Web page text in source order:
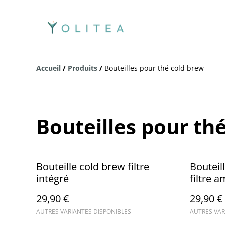
Accueil / Produits / Bouteilles pour thé cold brew
Bouteilles pour
Bouteille cold brew filtre
intégré
29,90 €
AUTRES VARIANTES DISPONIBLES
filtre
29,90 €
AUTRES